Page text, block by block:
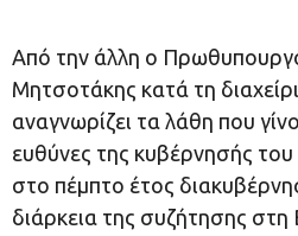
Από την άλλη ο
Μητσοτάκης κατά τη
αναγνωρίζει τα λάθη που
ευθύνες της κυβέρνησής του
στο πέμπτο έτος
διάρκεια της συζήτησης στη